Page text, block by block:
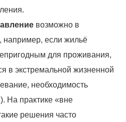
возможно в
например, если жильё
для проживания,
в экстремальной жизненной
необходимость
На практике «вне
решения часто